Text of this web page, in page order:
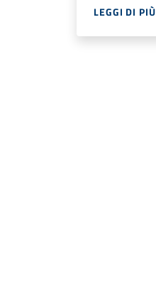
LEGGI DI PIÙ